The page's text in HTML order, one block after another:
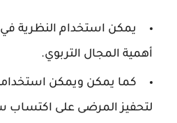
يمكن استخدام النظرية في
أهمية المجال التربوي.
كما يمكن ويمكن
لتحفيز المرضى على اكتساب